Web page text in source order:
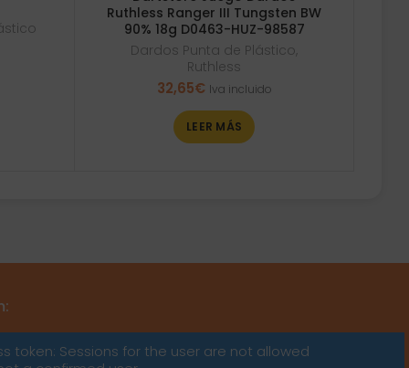
Ruthless Ranger III Tungsten BW
90% 18g D0463-HUZ-98587
Dardos Punta de Plástico,
Ruthless
32,65€ Iva incluido
LEER MÁS
token: Sessions for the user are not allowed